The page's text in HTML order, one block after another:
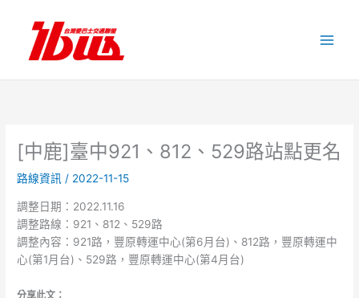
內
[中鹿]臺中921、812、529路站點更名
路線資訊 / 2022-11-15
調整日期：2022.11.16
調整路線：921、812、529路
調整內容：921路，豐原轉運中心(第6月台)、812路，豐原轉運中
心(第1月台)、529路，豐原轉運中心(第4月台)
分享此文：